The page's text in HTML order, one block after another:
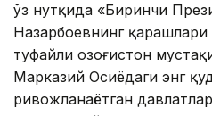
ўз нутқида «Биринчи
Назарбоевнинг
туфайли Қозоғистон
Марказий Осиёдаги энг
ривожланаётган